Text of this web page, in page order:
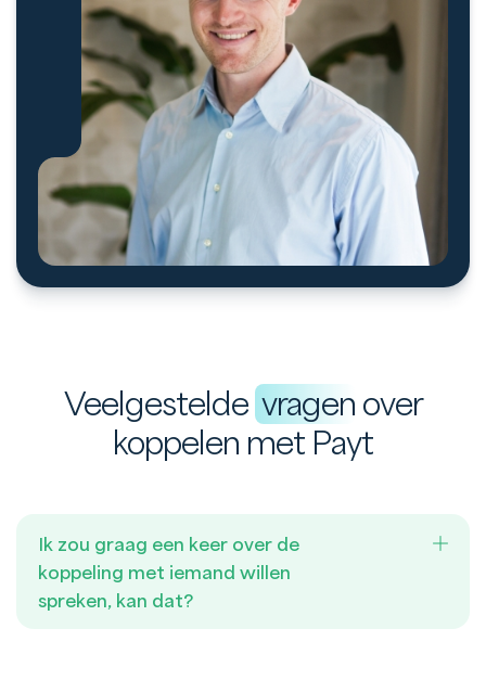
Veelgestelde vragen over
koppelen met Payt
Ik zou graag een keer over de
koppeling met iemand willen
spreken, kan dat?